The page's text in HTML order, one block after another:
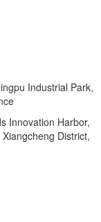
Industrial Park,
Innovation Harbor,
District,